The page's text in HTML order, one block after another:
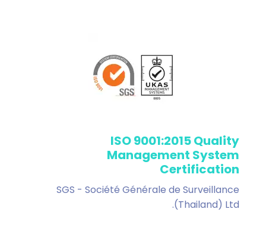
ISO 9001:2015 Quality
Management System
Certification
SGS - Société Générale de Surveillance
(Thailand) Ltd.